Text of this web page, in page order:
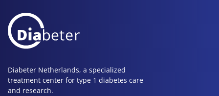
Diabeter Netherlands, a specialized
treatment center for type 1 diabetes care
and research.